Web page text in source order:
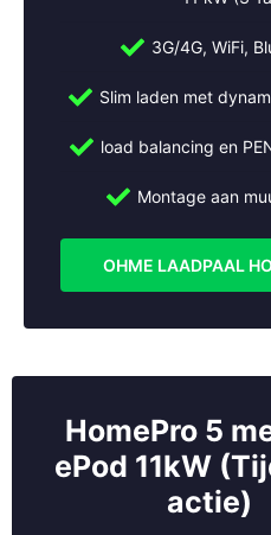
langdurige
Met ons
Jaarlijkse inspecties en
laadinstallaties
Software-updates en
Zo blijft je laadinfrastructuur
voertuigen altijd op tijd
Laadpaal
logistiek laten
Neem contact
3G/4G, WiFi,
Slim laden met
load balancing en
Montage aan
OHME LAADPAAL
HomePro 5
ePod 11kW
actie)